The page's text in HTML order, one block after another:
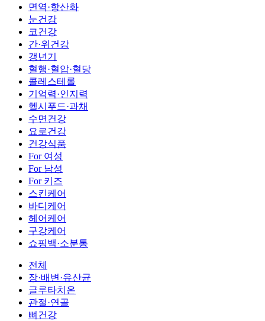
면역·항산화
눈건강
코건강
간·위건강
갱년기
혈행·혈압·혈당
콜레스테롤
기억력·인지력
헬시푸드·과채
수면건강
요로건강
건강식품
For 여성
For 남성
For 키즈
스킨케어
바디케어
헤어케어
구강케어
쇼핑백·소분통
전체
장·배변·유산균
글루타치온
관절·연골
뼈건강